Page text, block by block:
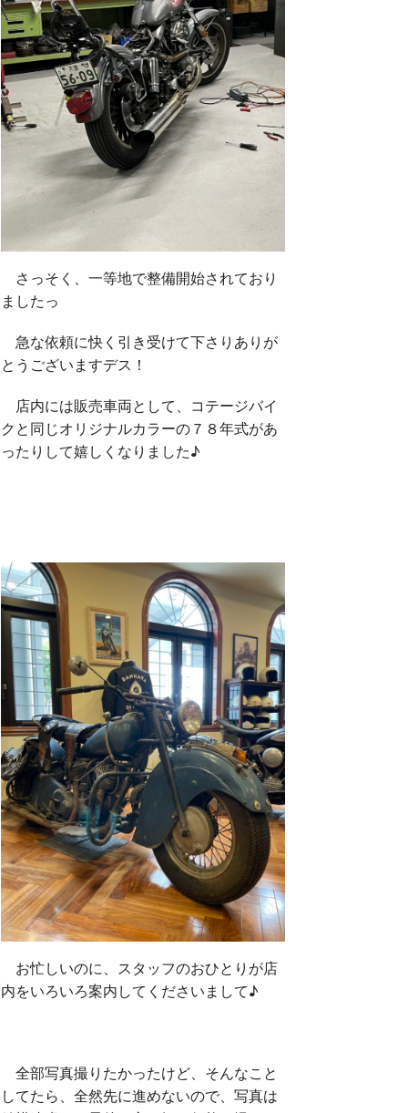
さっそく、一等地で整備開始されており
ましたっ
急な依頼に快く引き受けて下さりありが
とうございますデス！
店内には販売車両として、コテージバイ
クと同じオリジナルカラーの７８年式があ
ったりして嬉しくなりました♪
お忙しいのに、スタッフのおひとりが店
内をいろいろ案内してくださいまして♪
全部写真撮りたかったけど、そんなこと
してたら、全然先に進めないので、写真は